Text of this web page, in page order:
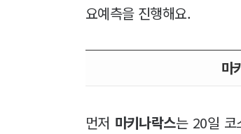
요예측을 진행해요.
마
먼저 마키나락스는 20일 코